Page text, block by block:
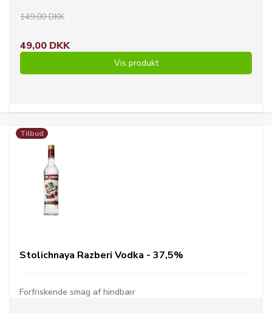
149,00 DKK
49,00 DKK
Vis produkt
Tilbud
Stolichnaya Razberi Vodka - 37,5%
Forfriskende smag af hindbær